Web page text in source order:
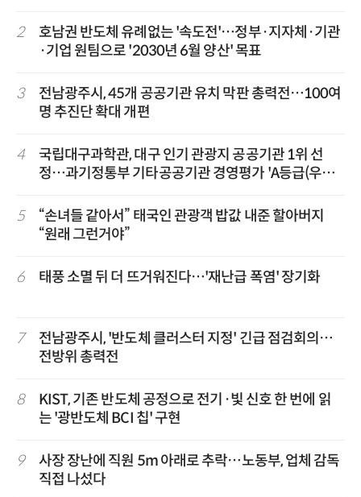
2
호남권 반도체 유례없는 '속도전'…정부·지자체·기관
·기업 원팀으로 '2030년 6월 양산' 목표
3
전남광주시, 45개 공공기관 유치 막판 총력전…100여
명 추진단 확대 개편
4
국립대구과학관, 대구 인기 관광지 공공기관 1위 선
정…과기정통부 기타공공기관 경영평가 'A등급(우수)'
5
“손녀들 같아서” 태국인 관광객 밥값 내준 할아버지
“원래 그런거야”
6 태풍 소멸 뒤 더 뜨거워진다…'재난급 폭염' 장기화
7
전남광주시, '반도체 클러스터 지정' 긴급 점검회의…
전방위 총력전
8
KIST, 기존 반도체 공정으로 전기·빛 신호 한 번에 읽
는 '광반도체 BCI 칩' 구현
9
사장 장난에 직원 5m 아래로 추락…노동부, 업체 감독
직접 나섰다